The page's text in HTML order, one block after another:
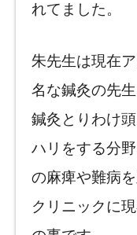
れてました。
朱先生は現在
名な鍼灸の先生
鍼灸とりわけ
ハリをする分
の麻痺や難病
クリニックに